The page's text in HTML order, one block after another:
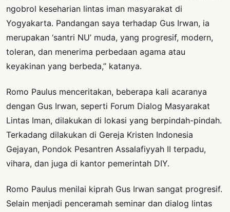
ngobrol keseharian lintas iman masyarakat di
Yogyakarta. Pandangan saya terhadap Gus Irwan, ia
merupakan ‘santri NU’ muda, yang progresif, modern,
toleran, dan menerima perbedaan agama atau
keyakinan yang berbeda,” katanya.
Romo Paulus menceritakan, beberapa kali acaranya
dengan Gus Irwan, seperti Forum Dialog Masyarakat
Lintas Iman, dilakukan di lokasi yang berpindah-pindah.
Terkadang dilakukan di Gereja Kristen Indonesia
Gejayan, Pondok Pesantren Assalafiyyah II terpadu,
vihara, dan juga di kantor pemerintah DIY.
Romo Paulus menilai kiprah Gus Irwan sangat progresif.
Selain menjadi penceramah seminar dan dialog lintas